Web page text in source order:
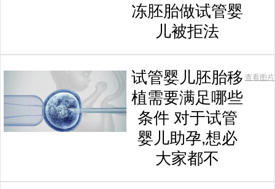
冻胚胎做试管婴
儿被拒法
试管婴儿胚胎移
植需要满足哪些
条件 对于试管
婴儿助孕,想必
大家都不
查看图片